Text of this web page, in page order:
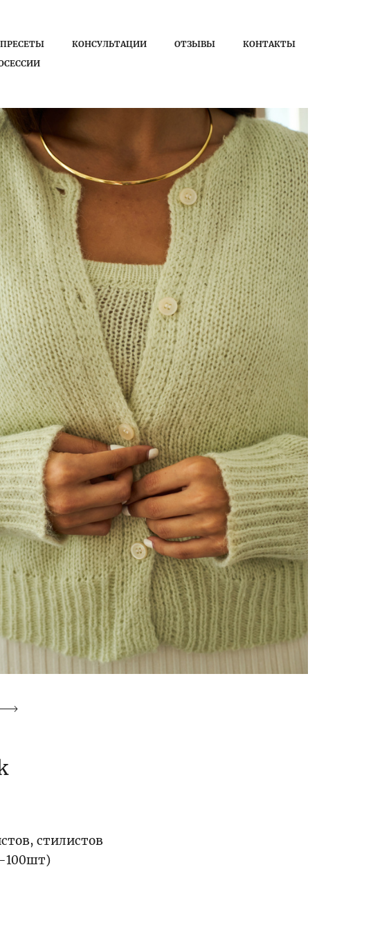
ПРЕСЕТЫ КОНСУЛЬТАЦИИ ОТЗЫВЫ
КОНТАКТЫ
стилистов
100шт)